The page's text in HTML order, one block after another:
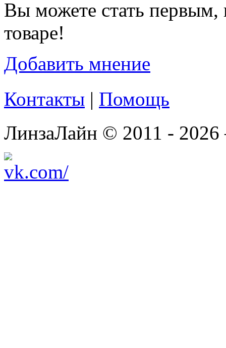
Вы можете стать первым,
товаре!
Добавить мнение
Контакты | Помощь
ЛинзаЛайн © 2011 -